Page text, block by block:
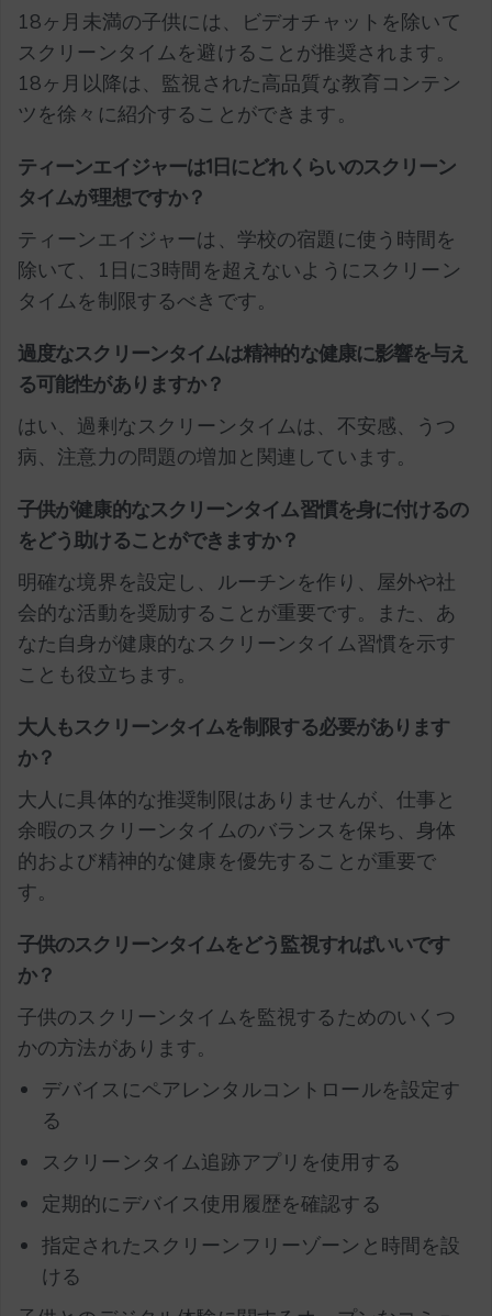
18ヶ月未満の子供には、ビデオチャットを除いて
スクリーンタイムを避けることが推奨されます。
18ヶ月以降は、監視された高品質な教育コンテン
ツを徐々に紹介することができます。
ティーンエイジャーは1日にどれくらいのスクリーン
タイムが理想ですか？
ティーンエイジャーは、学校の宿題に使う時間を
除いて、1日に3時間を超えないようにスクリーン
タイムを制限するべきです。
過度なスクリーンタイムは精神的な健康に影響を与え
る可能性がありますか？
はい、過剰なスクリーンタイムは、不安感、うつ
病、注意力の問題の増加と関連しています。
子供が健康的なスクリーンタイム習慣を身に付けるの
をどう助けることができますか？
明確な境界を設定し、ルーチンを作り、屋外や社
会的な活動を奨励することが重要です。また、あ
なた自身が健康的なスクリーンタイム習慣を示す
ことも役立ちます。
大人もスクリーンタイムを制限する必要があります
か？
大人に具体的な推奨制限はありませんが、仕事と
余暇のスクリーンタイムのバランスを保ち、身体
的および精神的な健康を優先することが重要で
す。
子供のスクリーンタイムをどう監視すればいいです
か？
子供のスクリーンタイムを監視するためのいくつ
かの方法があります。
デバイスにペアレンタルコントロールを設定す
る
スクリーンタイム追跡アプリを使用する
定期的にデバイス使用履歴を確認する
指定されたスクリーンフリーゾーンと時間を設
ける